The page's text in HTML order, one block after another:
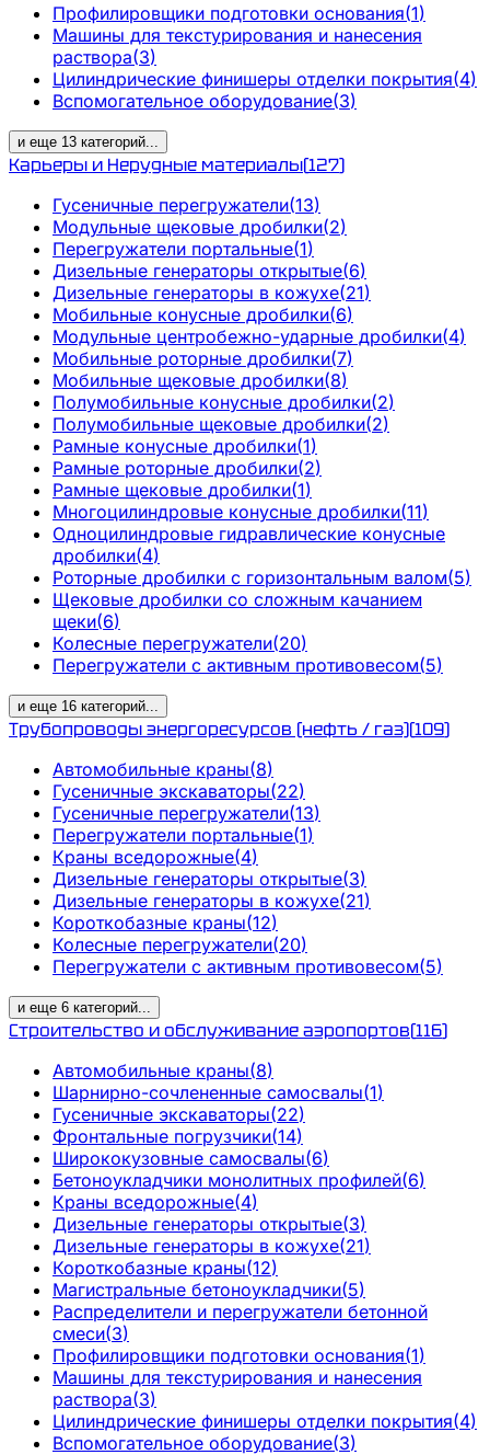
Профилировщики подготовки основания(1)
Машины для текстурирования и нанесения
раствора(3)
Цилиндрические финишеры отделки покрытия(4)
Вспомогательное оборудование(3)
и еще 13 категорий...
Карьеры и Нерудные материалы(127)
Гусеничные перегружатели(13)
Модульные щековые дробилки(2)
Перегружатели портальные(1)
Дизельные генераторы открытые(6)
Дизельные генераторы в кожухе(21)
Мобильные конусные дробилки(6)
Модульные центробежно-ударные дробилки(4)
Мобильные роторные дробилки(7)
Мобильные щековые дробилки(8)
Полумобильные конусные дробилки(2)
Полумобильные щековые дробилки(2)
Рамные конусные дробилки(1)
Рамные роторные дробилки(2)
Рамные щековые дробилки(1)
Многоцилиндровые конусные дробилки(11)
Одноцилиндровые гидравлические конусные
дробилки(4)
Роторные дробилки с горизонтальным валом(5)
Щековые дробилки со сложным качанием
щеки(6)
Колесные перегружатели(20)
Перегружатели с активным противовесом(5)
и еще 16 категорий...
Трубопроводы энергоресурсов (нефть / газ)(109)
Автомобильные краны(8)
Гусеничные экскаваторы(22)
Гусеничные перегружатели(13)
Перегружатели портальные(1)
Краны вседорожные(4)
Дизельные генераторы открытые(3)
Дизельные генераторы в кожухе(21)
Короткобазные краны(12)
Колесные перегружатели(20)
Перегружатели с активным противовесом(5)
и еще 6 категорий...
Строительство и обслуживание аэропортов(116)
Автомобильные краны(8)
Шарнирно-сочлененные самосвалы(1)
Гусеничные экскаваторы(22)
Фронтальные погрузчики(14)
Ширококузовные самосвалы(6)
Бетоноукладчики монолитных профилей(6)
Краны вседорожные(4)
Дизельные генераторы открытые(3)
Дизельные генераторы в кожухе(21)
Короткобазные краны(12)
Магистральные бетоноукладчики(5)
Распределители и перегружатели бетонной
смеси(3)
Профилировщики подготовки основания(1)
Машины для текстурирования и нанесения
раствора(3)
Цилиндрические финишеры отделки покрытия(4)
Вспомогательное оборудование(3)